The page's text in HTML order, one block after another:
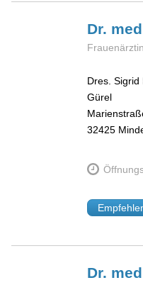
Dr.
Frauenärztin
Dres. Sigrid
Gürel
32425
Dr.